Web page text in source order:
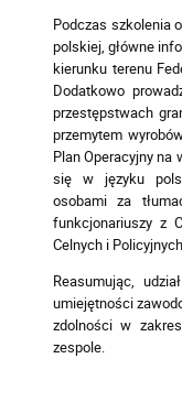
Podczas szkolenia
polskiej, główne
kierunku terenu
Dodatkowo
przestępstwach
przemytem
Plan Operacyjny na
się w języku
osobami za
funkcjonariuszy z
Celnych i
Reasumując,
umiejętności
zdolności w
zespole.